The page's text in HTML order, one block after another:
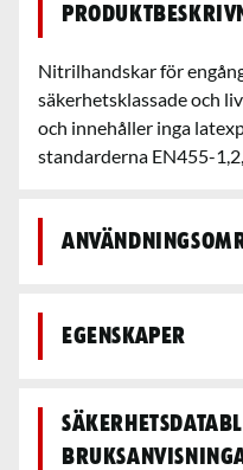
Nitrilhandskar för
säkerhetsklassade och
och innehåller inga
standarderna EN455-
Egenskaper